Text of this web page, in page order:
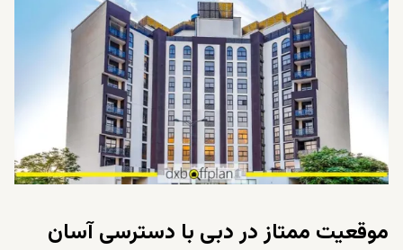
موقعیت ممتاز در دبی با دسترسی آسان